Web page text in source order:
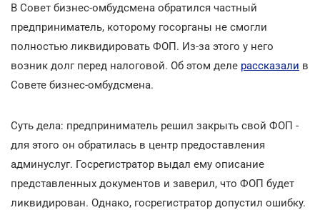
В Совет бизнес-омбудсмена обратился частный
предприниматель, которому госорганы не смогли
полностью ликвидировать ФОП. Из-за этого у него
возник долг перед налоговой. Об этом деле рассказали в
Совете бизнес-омбудсмена.
Суть дела: предприниматель решил закрыть свой ФОП -
для этого он обратилась в центр предоставления
админуслуг. Госрегистратор выдал ему описание
представленных документов и заверил, что ФОП будет
ликвидирован. Однако, госрегистратор допустил ошибку.